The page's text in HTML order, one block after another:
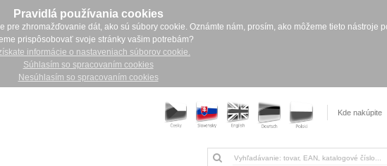
Pravidlá používania cookies
pre zhromažďovanie dát, ako sú súbory cookie. Oznámte nám, prosím, ako môžeme tieto nástroje
prispôsobovať svoje stránky vašim potrebám?
informácie o nastaveniach súborov cookie.
Súhlasím so spracovaním cookies
Nesúhlasím so spracovaním cookies
Kde nakúpite